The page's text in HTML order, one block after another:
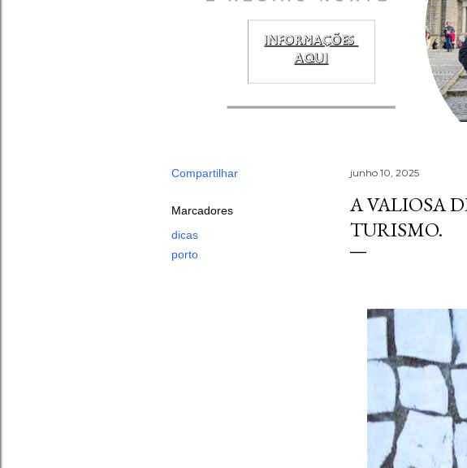
Compartilhar
Marcadores
dicas
porto
junho 10, 2025
A VALIOSA
TURISMO.